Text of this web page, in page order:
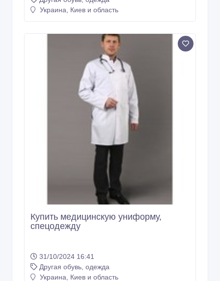
Украина, Киев и область
Купить медицинскую униформу,
спецодежду
31/10/2024 16:41
Другая обувь, одежда
Украина, Киев и область